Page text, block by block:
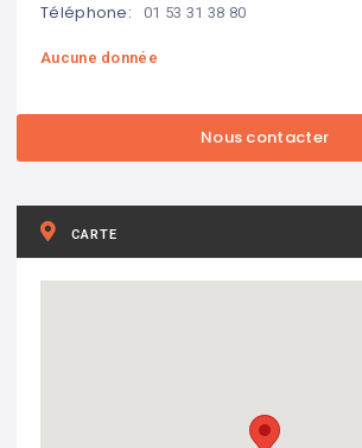
Téléphone: 01 53 31 38 80
Aucune donnée
CARTE